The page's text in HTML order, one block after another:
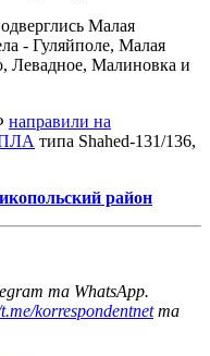
Малая
- Гуляйполе, Малая
Левадное, Малиновка и
направили на
типа Shahed-131/136,
район
та WhatsApp.
korrespondentnetта